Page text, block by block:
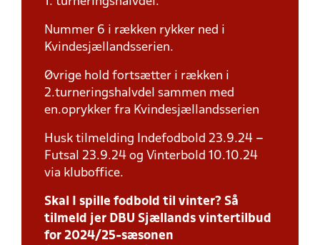
Nummer 6 i rækken rykker ned i
Kvindesjællandsserien.
Øvrige hold fortsætter i rækken i
2.turneringshalvdel sammen med
en.oprykker fra Kvindesjællandsserien
Husk tilmelding Indefodbold 23.9.24 –
Futsal 23.9.24 og Vinterbold 10.10.24
via kluboffice.
Skal I spille fodbold til vinter? Så
tilmeld jer DBU Sjællands vintertilbud
for 2024/25-sæsonen